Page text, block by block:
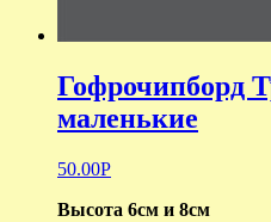
Гофрочипборд
маленькие
50.00Р
Высота 6см и 8см